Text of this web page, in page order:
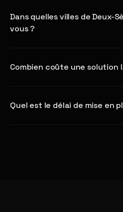
Dans quelles villes de Deux-
vous ?
Combien coûte une solution
Quel est le délai de mise en